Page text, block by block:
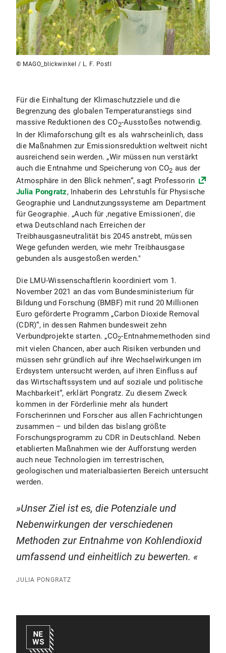
© MAGO_blickwinkel / L. F. Postl
Für die Einhaltung der Klimaschutzziele und die
Begrenzung des globalen Temperaturanstiegs sind
massive Reduktionen des CO2-Ausstoßes notwendig.
In der Klimaforschung gilt es als wahrscheinlich, dass
die Maßnahmen zur Emissionsreduktion weltweit nicht
ausreichend sein werden. „Wir müssen nun verstärkt
auch die Entnahme und Speicherung von CO2 aus der
Atmosphäre in den Blick nehmen“, sagt Professorin
Julia Pongratz, Inhaberin des Lehrstuhls für Physische
Geographie und Landnutzungssysteme am Department
für Geographie. „Auch für ‚negative Emissionen', die
etwa Deutschland nach Erreichen der
Treibhausgasneutralität bis 2045 anstrebt, müssen
Wege gefunden werden, wie mehr Treibhausgase
gebunden als ausgestoßen werden."
Die LMU-Wissenschaftlerin koordiniert vom 1.
November 2021 an das vom Bundesministerium für
Bildung und Forschung (BMBF) mit rund 20 Millionen
Euro geförderte Programm „Carbon Dioxide Removal
(CDR)“, in dessen Rahmen bundesweit zehn
Verbundprojekte starten. „CO2-Entnahmemethoden sind
mit vielen Chancen, aber auch Risiken verbunden und
müssen sehr gründlich auf ihre Wechselwirkungen im
Erdsystem untersucht werden, auf ihren Einfluss auf
das Wirtschaftssystem und auf soziale und politische
Machbarkeit“, erklärt Pongratz. Zu diesem Zweck
kommen in der Förderlinie mehr als hundert
Forscherinnen und Forscher aus allen Fachrichtungen
zusammen – und bilden das bislang größte
Forschungsprogramm zu CDR in Deutschland. Neben
etablierten Maßnahmen wie der Aufforstung werden
auch neue Technologien im terrestrischen,
geologischen und materialbasierten Bereich untersucht
werden.
Unser Ziel ist es, die Potenziale und
Nebenwirkungen der verschiedenen
Methoden zur Entnahme von Kohlendioxid
umfassend und einheitlich zu bewerten.
JULIA PONGRATZ